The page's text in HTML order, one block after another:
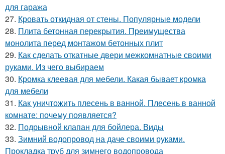
для гаража
27. Кровать откидная от стены. Популярные модели
28. Плита бетонная перекрытия. Преимущества
монолита перед монтажом бетонных плит
29. Как сделать откатные двери межкомнатные своими
руками. Из чего выбираем
30. Кромка клеевая для мебели. Какая бывает кромка
для мебели
31. Как уничтожить плесень в ванной. Плесень в ванной
комнате: почему появляется?
32. Подрывной клапан для бойлера. Виды
33. Зимний водопровод на даче своими руками.
Прокладка труб для зимнего водопровода